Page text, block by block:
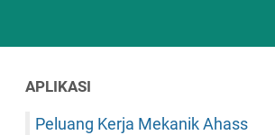
APLIKASI
Peluang Kerja Mekanik Ahass